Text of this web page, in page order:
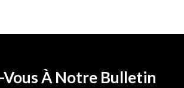
Vous À Notre Bulletin